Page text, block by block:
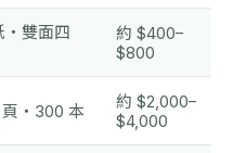
・雙面四
約 $400–
$800
・300 本
約 $2,000–
$4,000